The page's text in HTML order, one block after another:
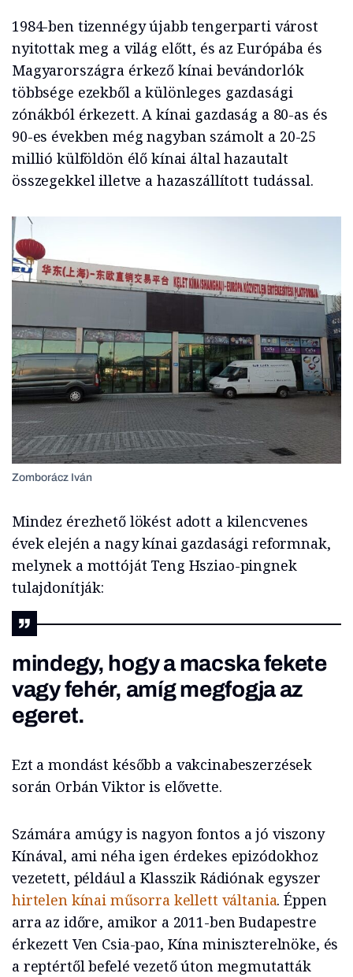
1984-ben tizennégy újabb tengerparti várost
nyitottak meg a világ előtt, és az Európába és
Magyarországra érkező kínai bevándorlók
többsége ezekből a különleges gazdasági
zónákból érkezett. A kínai gazdaság a 80-as és
90-es években még nagyban számolt a 20-25
millió külföldön élő kínai által hazautalt
összegekkel illetve a hazaszállított tudással.
Zomborácz Iván
Mindez érezhető lökést adott a kilencvenes
évek elején a nagy kínai gazdasági reformnak,
melynek a mottóját Teng Hsziao-pingnek
tulajdonítják:
mindegy, hogy a macska fekete
vagy fehér, amíg megfogja az
egeret.
Ezt a mondást később a vakcinabeszerzések
során Orbán Viktor is elővette.
Számára amúgy is nagyon fontos a jó viszony
Kínával, ami néha igen érdekes epizódokhoz
vezetett, például a Klasszik Rádiónak egyszer
hirtelen kínai műsorra kellett váltania. Éppen
arra az időre, amikor a 2011-ben Budapestre
érkezett Ven Csia-pao, Kína miniszterelnöke, és
a reptértől befelé vezető úton megmutatták